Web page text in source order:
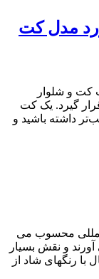
مدل کت
کت و شلوار
گیرد. یک کت
داشته باشید و
محسوب می
و نقش بسیار
رنگهای شاد از